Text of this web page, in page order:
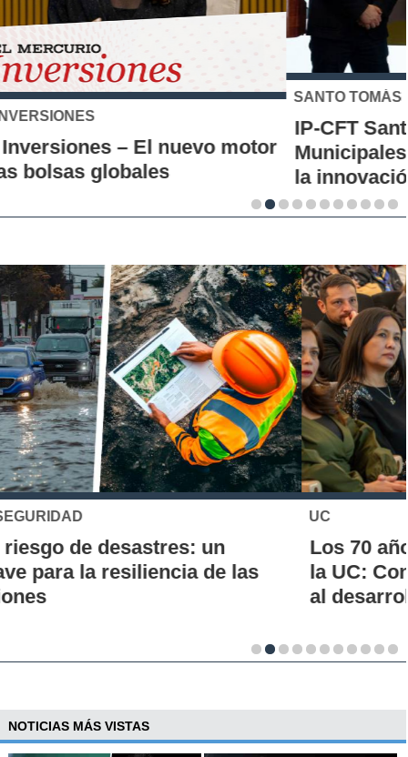
SANTO TOMÁS
IP-CFT Santo Tomás y Red de Hubs
Municipales firman alianza para impulsar
la innovación en los territorios
UC
Los 70 años de la Carrera de Química de
la UC: Conoce su historia, hitos y aporte
al desarrollo científico del país
NOTICIAS MÁS VISTAS